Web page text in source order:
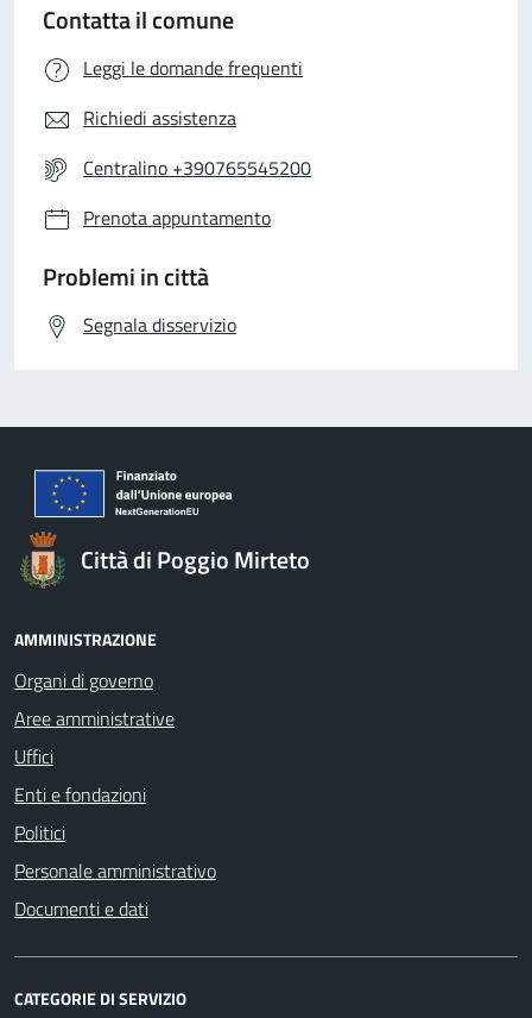
Contatta il comune
Leggi le domande frequenti
Richiedi assistenza
Centralino +390765545200
Prenota appuntamento
Problemi in città
Segnala disservizio
Città di Poggio Mirteto
AMMINISTRAZIONE
Organi di governo
Aree amministrative
Uffici
Enti e fondazioni
Politici
Personale amministrativo
Documenti e dati
CATEGORIE DI SERVIZIO